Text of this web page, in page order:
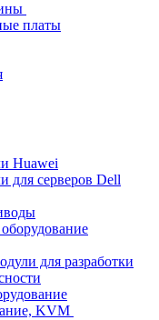
платы
Huawei
для серверов Dell
для разработки
KVM